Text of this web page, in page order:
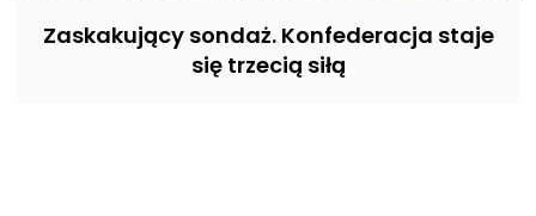
Zaskakujący sondaż. Konfederacja staje
się trzecią siłą